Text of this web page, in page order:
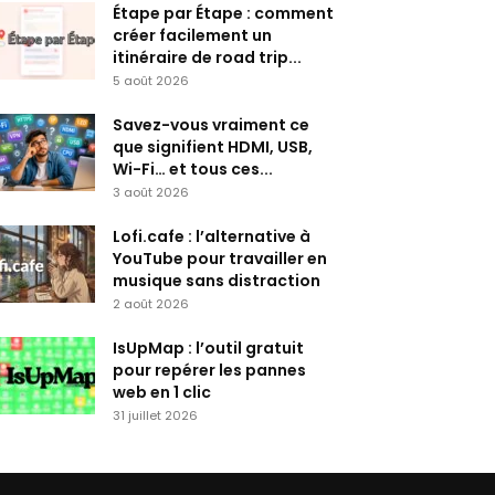
Étape par Étape : comment
créer facilement un
itinéraire de road trip...
5 août 2026
Savez-vous vraiment ce
que signifient HDMI, USB,
Wi-Fi… et tous ces...
3 août 2026
Lofi.cafe : l’alternative à
YouTube pour travailler en
musique sans distraction
2 août 2026
IsUpMap : l’outil gratuit
pour repérer les pannes
web en 1 clic
31 juillet 2026